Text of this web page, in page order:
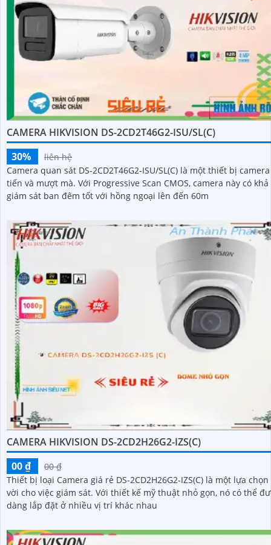
CAMERA HIKVISION DS-2CD2T46G2-ISU/SL(C)
30%
liên hệ
Camera quan sát DS-2CD2T46G2-ISU/SL(C) là một thiết bị
tiến và mượt mà. Với Progressive Scan CMOS, camera này có khả năng
giám sát ban đêm tốt với hồng ngoại lên đến 60m
CAMERA HIKVISION DS-2CD2H26G2-IZS(C)
00 ₫
00 ₫
Thiết bị loại Camera giá rẻ DS-2CD2H26G2-IZS(C) là một lựa
vời cho việc giám sát. Với thiết kế mỹ thuật nhỏ gọn, nó có thể được dễ
dàng lắp đặt ở nhiều vị trí khác nhau